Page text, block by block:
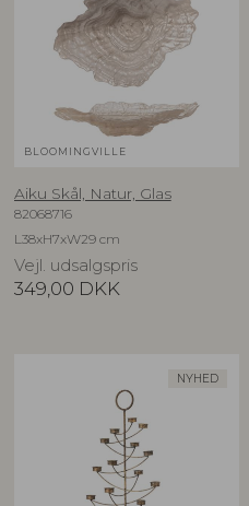
BLOOMINGVILLE
Aiku Skål, Natur, Glas
82068716
L38xH7xW29 cm
Vejl. udsalgspris
349,00 DKK
NYHED